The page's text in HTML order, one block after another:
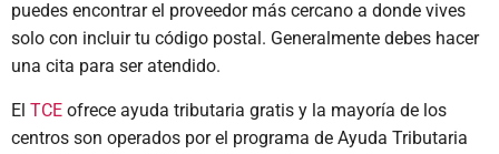
puedes encontrar el proveedor más cercano a donde vives
solo con incluir tu código postal. Generalmente debes hacer
una cita para ser atendido.
El TCE ofrece ayuda tributaria gratis y la mayoría de los
centros son operados por el programa de Ayuda Tributaria